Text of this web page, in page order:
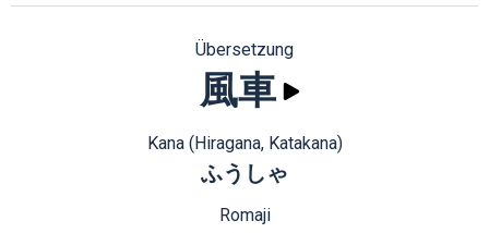
Übersetzung
風車
Kana (Hiragana, Katakana)
ふうしゃ
Romaji